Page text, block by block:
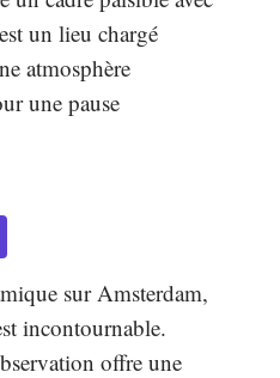
un lieu chargé
atmosphère
une pause
sur Amsterdam,
incontournable.
offre une